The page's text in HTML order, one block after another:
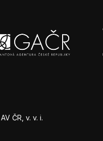
ČR, v. v. i.